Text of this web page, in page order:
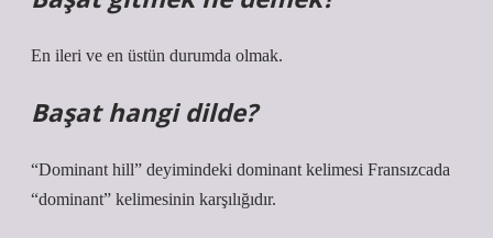
En ileri ve en üstün durumda olmak.
Başat hangi dilde?
“Dominant hill” deyimindeki dominant kelimesi Fransızcada
“dominant” kelimesinin karşılığıdır.